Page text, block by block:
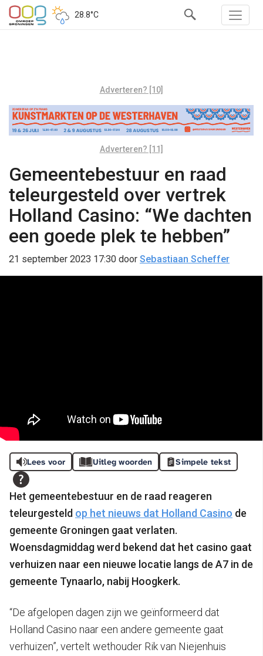
28.8°C
Adverteren? [10]
Adverteren? [11]
Gemeentebestuur en raad
teleurgesteld over vertrek
Holland Casino: “We dachten
een goede plek te hebben”
21 september 2023 17:30 door Sebastiaan Scheffer
Lees voor Uitleg woorden Simpele tekst
Het gemeentebestuur en de raad reageren
teleurgesteld op het nieuws dat Holland Casino de
gemeente Groningen gaat verlaten.
Woensdagmiddag werd bekend dat het casino gaat
verhuizen naar een nieuwe locatie langs de A7 in de
gemeente Tynaarlo, nabij Hoogkerk.
“De afgelopen dagen zijn we geïnformeerd dat
Holland Casino naar een andere gemeente gaat
verhuizen”, vertelt wethouder Rik van Niejenhuis